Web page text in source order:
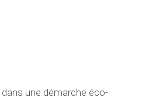
une démarche éco-